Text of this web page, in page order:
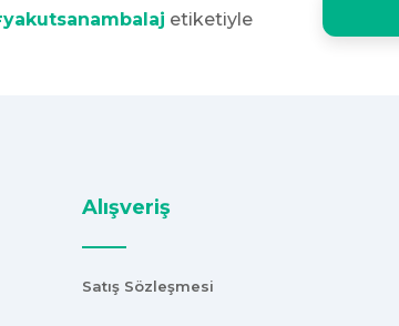
daha uygundu ama kalite yoktu bu kalitede uygunluğa
etiketiyle
Alışveriş
Satış Sözleşmesi